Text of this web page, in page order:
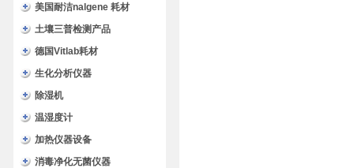
美国耐洁nalgene 耗材
土壤三普检测产品
德国Vitlab耗材
生化分析仪器
除湿机
温湿度计
加热仪器设备
消毒净化无菌仪器